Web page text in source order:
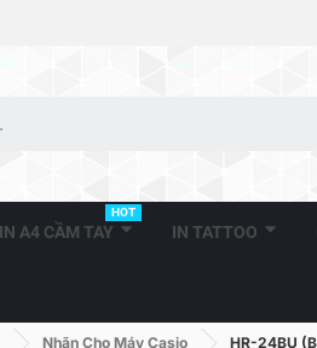
IN A4 CẦM TAY
HOT
IN TATTOO
Nhãn Cho Máy Casio HR-24BU